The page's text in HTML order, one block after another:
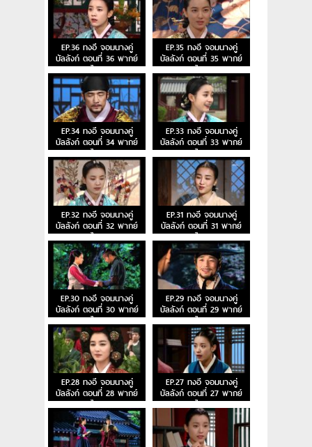
EP.36 ทงอี จอมนางคู่
บัลลังก์ ตอนที่ 36 พากย์
ไทย
EP.35 ทงอี จอมนางคู่
บัลลังก์ ตอนที่ 35 พากย์
ไทย
EP.34 ทงอี จอมนางคู่
บัลลังก์ ตอนที่ 34 พากย์
ไทย
EP.33 ทงอี จอมนางคู่
บัลลังก์ ตอนที่ 33 พากย์
ไทย
EP.32 ทงอี จอมนางคู่
บัลลังก์ ตอนที่ 32 พากย์
ไทย
EP.31 ทงอี จอมนางคู่
บัลลังก์ ตอนที่ 31 พากย์
ไทย
EP.30 ทงอี จอมนางคู่
บัลลังก์ ตอนที่ 30 พากย์
ไทย
EP.29 ทงอี จอมนางคู่
บัลลังก์ ตอนที่ 29 พากย์
ไทย
EP.28 ทงอี จอมนางคู่
บัลลังก์ ตอนที่ 28 พากย์
ไทย
EP.27 ทงอี จอมนางคู่
บัลลังก์ ตอนที่ 27 พากย์
ไทย